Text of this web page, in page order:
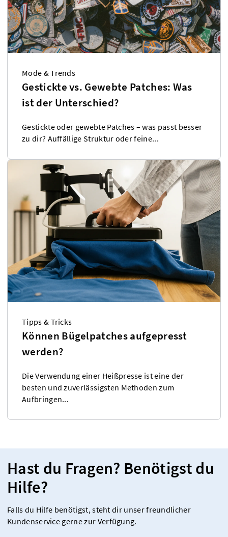
Mode & Trends
Gestickte vs. Gewebte Patches: Was
ist der Unterschied?
Gestickte oder gewebte Patches – was passt besser
zu dir? Auffällige Struktur oder feine...
Tipps & Tricks
Können Bügelpatches aufgepresst
werden?
Die Verwendung einer Heißpresse ist eine der
besten und zuverlässigsten Methoden zum
Aufbringen...
Hast du Fragen? Benötigst du
Hilfe?
Falls du Hilfe benötigst, steht dir unser freundlicher
Kundenservice gerne zur Verfügung.